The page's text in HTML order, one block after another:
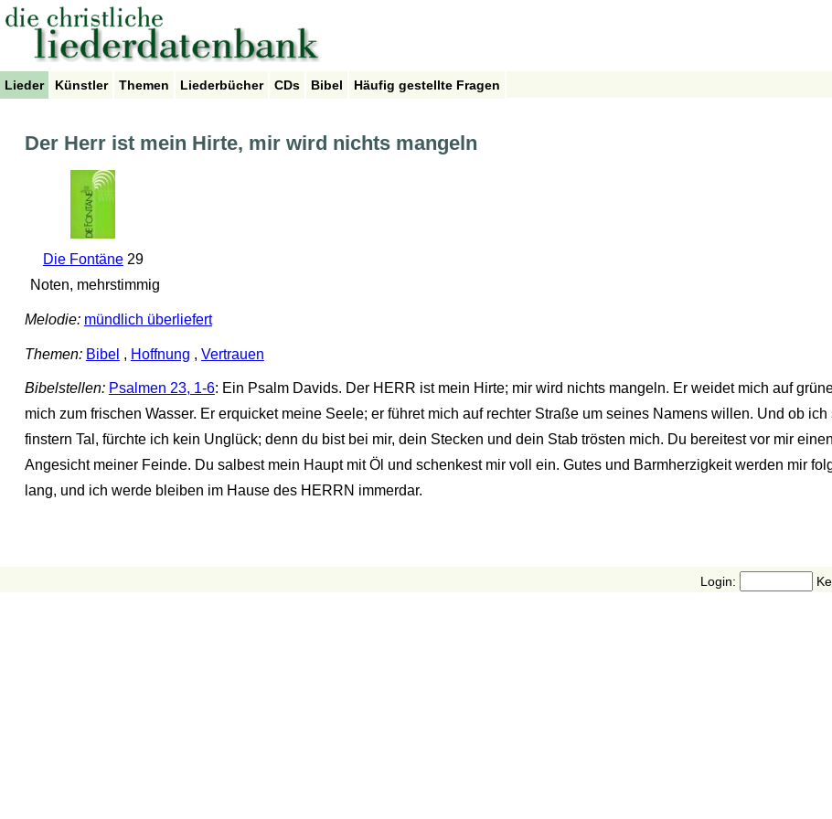
Lieder Künstler Themen Liederbücher CDs Bibel Häufig gestellte Fragen
Der Herr ist mein Hirte, mir wird nichts mangeln
Die Fontäne29
Noten, mehrstimmig
Melodie: mündlich überliefert
Themen: Bibel , Hoffnung , Vertrauen
Bibelstellen: Psalmen 23, 1-6: Ein Psalm Davids. Der HERR ist mein Hirte; mir wird nichts mangeln. Er weidet mich auf
mich zum frischen Wasser. Er erquicket meine Seele; er führet mich auf rechter Straße um seines Namens willen. Und ob
finstern Tal, fürchte ich kein Unglück; denn du bist bei mir, dein Stecken und dein Stab trösten mich. Du bereitest vor mir
Angesicht meiner Feinde. Du salbest mein Haupt mit Öl und schenkest mir voll ein. Gutes und Barmherzigkeit werden mir
lang, und ich werde bleiben im Hause des HERRN immerdar.
Login: